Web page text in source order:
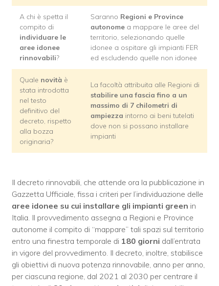
A chi è spetta il
compito di
individuare le
aree idonee
rinnovabili?
Saranno Regioni e Province
autonome a mappare le aree del
territorio, selezionando quelle
idonee a ospitare gli impianti FER
ed escludendo quelle non idonee
Quale novità è
stata introdotta
nel testo
definitivo del
decreto, rispetto
alla bozza
originaria?
La facoltà attribuita alle Regioni di
stabilire una fascia fino a un
massimo di 7 chilometri di
ampiezza intorno ai beni tutelati
dove non si possano installare
impianti
Il decreto rinnovabili, che attende ora la pubblicazione in
Gazzetta Ufficiale, fissa i criteri per l’individuazione delle
aree idonee su cui installare gli impianti green in
Italia. Il provvedimento assegna a Regioni e Province
autonome il compito di “mappare” tali spazi sul territorio
entro una finestra temporale di 180 giorni dall’entrata
in vigore del provvedimento. Il decreto, inoltre, stabilisce
gli obiettivi di nuova potenza rinnovabile, anno per anno,
per ciascuna regione, dal 2021 al 2030 per centrare il